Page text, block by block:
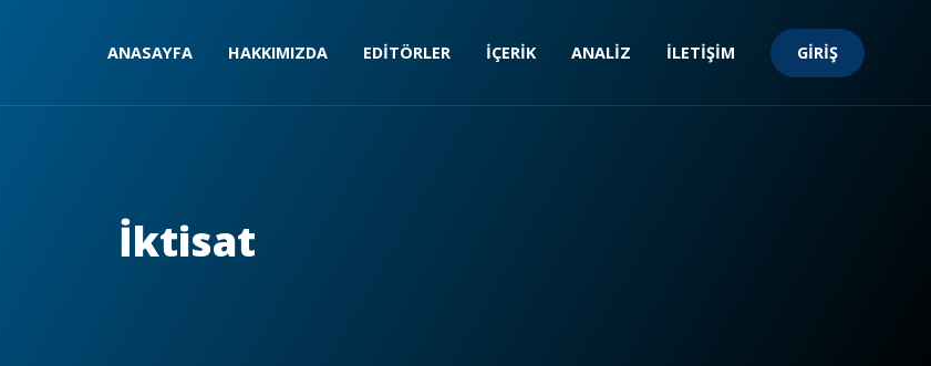
ANASAYFA HAKKIMIZDA EDITÖRLER İÇERIK ANALIZ İLETIŞIM GIRIŞ
İktisat